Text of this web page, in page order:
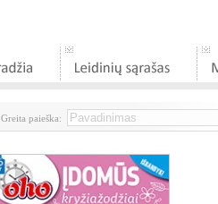
Greita paieška: